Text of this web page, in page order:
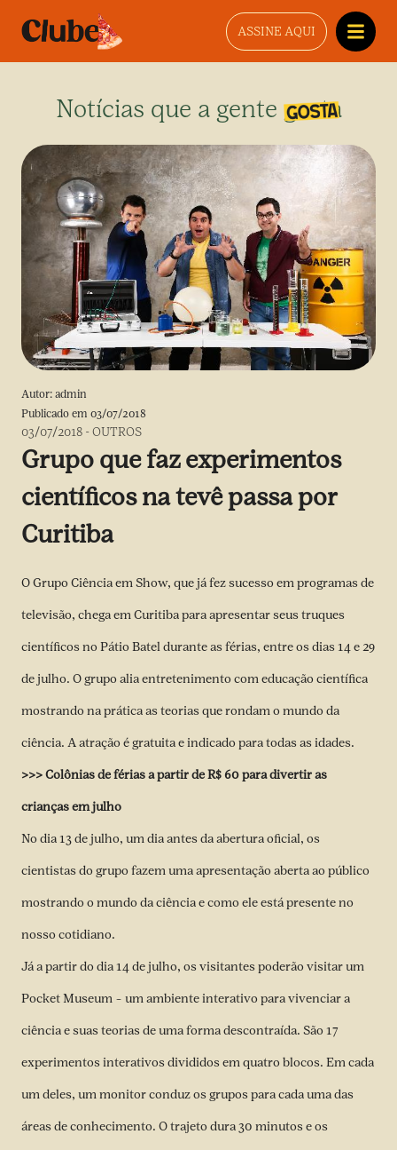
ASSINE AQUI
Notícias que a gente gosta
Autor: admin
Publicado em 03/07/2018
03/07/2018 -OUTROS
Grupo que faz experimentos
científicos na tevê passa por
Curitiba
O Grupo Ciência em Show, que já fez sucesso em programas de
televisão, chega em Curitiba para apresentar seus truques
científicos no Pátio Batel durante as férias, entre os dias 14 e 29
de julho. O grupo alia entretenimento com educação científica
mostrando na prática as teorias que rondam o mundo da
ciência. A atração é gratuita e indicado para todas as idades.
>>>Colônias de férias a partir de R$ 60 para divertir as
crianças em julho
No dia 13 de julho, um dia antes da abertura oficial, os
cientistas do grupo fazem uma apresentação aberta ao público
mostrando o mundo da ciência e como ele está presente no
nosso cotidiano.
Já a partir do dia 14 de julho, os visitantes poderão visitar um
Pocket Museum – um ambiente interativo para vivenciar a
ciência e suas teorias de uma forma descontraída. São 17
experimentos interativos divididos em quatro blocos. Em cada
um deles, um monitor conduz os grupos para cada uma das
áreas de conhecimento. O trajeto dura 30 minutos e os